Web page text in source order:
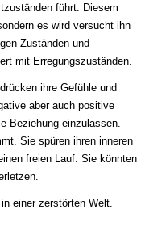
führt. Diesem
es wird versucht ihn
Zuständen und
mit Erregungszuständen.
ihre Gefühle und
aber auch positive
Beziehung einzulassen.
Sie spüren ihren inneren
freien Lauf. Sie könnten
einer zerstörten Welt.